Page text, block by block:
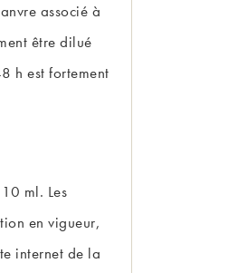
associé à
être dilué
h est fortement
ml. Les
en vigueur,
internet de la